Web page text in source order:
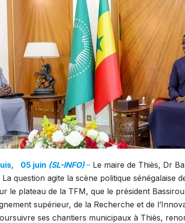
05 juin (SL-INFO)– Le maire de Thiès, Dr
La question agite la scène politique sénégalaise
le plateau de la TFM, que le président
supérieur, de la Recherche et de
ses chantiers municipaux à Thiès,